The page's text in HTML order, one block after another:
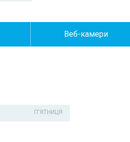
Веб-камери
П'ЯТНИЦЯ